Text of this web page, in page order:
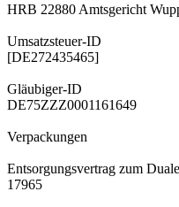
HRB 22880 Amtsgericht
Umsatzsteuer-ID
[DE272435465]
Gläubiger-ID
DE75ZZZ0001161649
Verpackungen
Entsorgungsvertrag zum
17965